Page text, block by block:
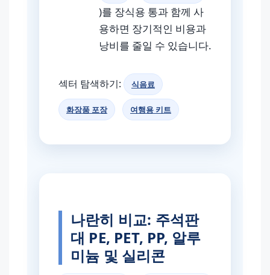
)를 장식용 통과 함께 사
용하면 장기적인 비용과
낭비를 줄일 수 있습니다.
섹터 탐색하기: 식음료
화장품 포장 여행용 키트
나란히 비교: 주석판
대 PE, PET, PP, 알루
미늄 및 실리콘